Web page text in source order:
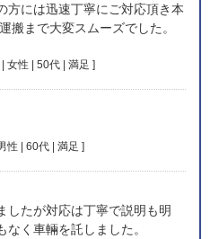
方には迅速丁寧にご対応頂き本
搬まで大変スムーズでした。
女性 | 50代 | 満足 ]
性 | 60代 | 満足 ]
したが対応は丁寧で説明も明
く車輛を託しました。